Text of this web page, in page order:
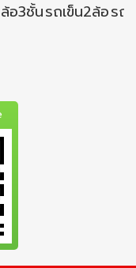
อ3ชั้นรถเข็น2ล้อรถ